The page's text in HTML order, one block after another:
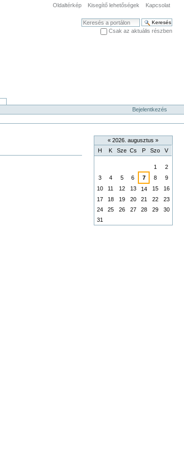
Oldaltérkép Kisegítő lehetőségek Kapcsolat
Keresés
Csak az aktuális részben
Bejelentkezés
« 2026. augusztus»
H K Sze Cs P Szo V
1
2
3
4 5 6 7 8
9
10
11 12 13 14 15
16
17
18 19 20 21 22
23
24
25 26 27 28 29
30
31